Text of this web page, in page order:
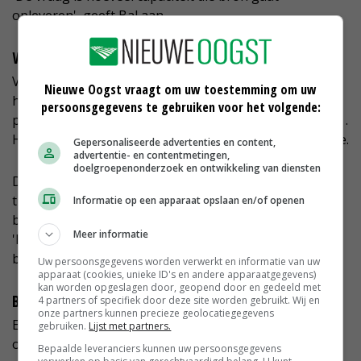
opleveren', geeft Bal aan.
Waddenglas
Voor de uitbreiding betrekt het bedrijf 40 hectare uit
het project Waddenglas van de gemeente en de
provincie om glastuinbouw in het gebied te stimuleren .
Hiermee is Waddenglas ook afgesloten, stelt De Rouwe.
De Rouwe noemt de overname een 'enorme stap' voor
tuinbouwwereld in Nederland. Zeker ook omdat het
bedrijf zich verder gaat richten op de biologische teelt.
'Deze overname kan een voorbeeld zijn voor andere
bedrijven.'
Bonbons
Er waren volgens Hartman geen andere
overnamekandidaten. Deprez en Hartman leerden
Nieuwe Oogst vraagt om uw toestemming om uw
persoonsgegevens te gebruiken voor het volgende:
Gepersonaliseerde advertenties en content,
advertentie- en contentmetingen,
doelgroepenonderzoek en ontwikkeling van diensten
Informatie op een apparaat opslaan en/of openen
Meer informatie
Uw persoonsgegevens worden verwerkt en informatie van uw
apparaat (cookies, unieke ID's en andere apparaatgegevens)
kan worden opgeslagen door, geopend door en gedeeld met
4 partners of specifiek door deze site worden gebruikt. Wij en
onze partners kunnen precieze geolocatiegegevens
gebruiken. Lijst met partners.
Bepaalde leveranciers kunnen uw persoonsgegevens